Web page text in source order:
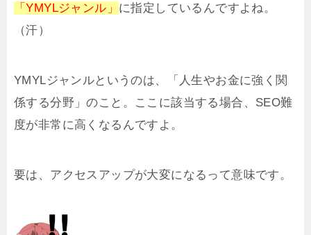
「YMYLジャンル」 に指定しているんですよね。
（汗）
YMYLジャンルというのは、「人生やお金に強く関
係する分野」のこと。ここに該当する場合、SEO難
度が非常に高くなるんですよ。
要は、アクセスアップが大変になるって意味です。